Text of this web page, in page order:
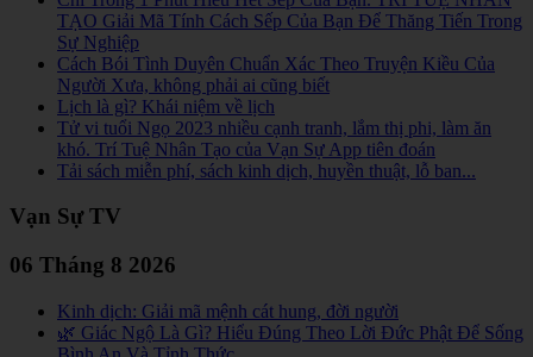
TẠO Giải Mã Tính Cách Sếp Của Bạn Để Thăng Tiến Trong
Sự Nghiệp
Cách Bói Tình Duyên Chuẩn Xác Theo Truyện Kiều Của
Người Xưa, không phải ai cũng biết
Lịch là gì? Khái niệm về lịch
Tử vi tuổi Ngọ 2023 nhiều cạnh tranh, lắm thị phi, làm ăn
khó. Trí Tuệ Nhân Tạo của Vạn Sự App tiên đoán
Tải sách miễn phí, sách kinh dịch, huyền thuật, lỗ ban...
Vạn Sự TV
06 Tháng 8 2026
Kinh dịch: Giải mã mệnh cát hung, đời người
🌿 Giác Ngộ Là Gì? Hiểu Đúng Theo Lời Đức Phật Để Sống